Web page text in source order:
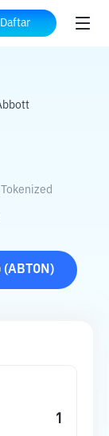
Daftar
(ABTON )